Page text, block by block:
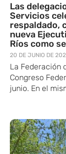
Las
Servicios
respaldado,
nueva
Ríos como
20 DE JUNIO DE
La Federación
Congreso
junio. En el